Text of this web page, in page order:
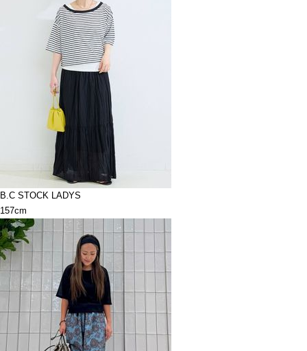
B.C STOCK LADYS
157cm